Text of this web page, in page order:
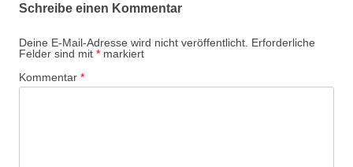
a
g
s
-
Schreibe einen Kommentar
Deine E-Mail-Adresse wird nicht veröffentlicht. Erforderliche
Felder sind mit * markiert
Kommentar *